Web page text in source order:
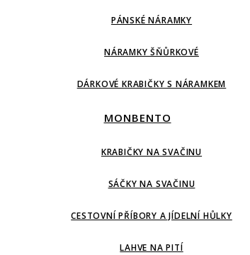
PÁNSKÉ NÁRAMKY
NÁRAMKY ŠŇŮRKOVÉ
DÁRKOVÉ KRABIČKY S NÁRAMKEM
MONBENTO
KRABIČKY NA SVAČINU
SÁČKY NA SVAČINU
CESTOVNÍ PŘÍBORY A JÍDELNÍ HŮLKY
LAHVE NA PITÍ